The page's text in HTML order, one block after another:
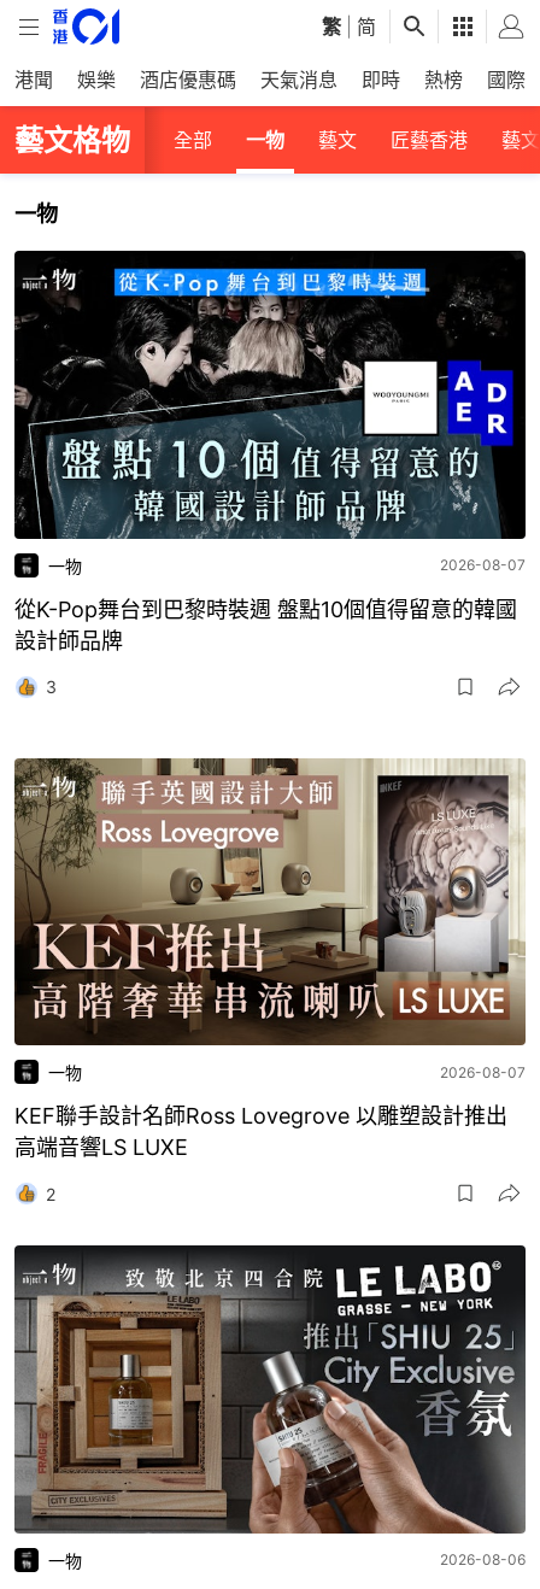
繁 简
港聞 娛樂 酒店優惠碼 天氣消息 即時 熱榜 國際
藝文格物 全部 一物 藝文 匠藝香港 藝
一物
一物 2026-08-07
從K-Pop舞台到巴黎時裝週 盤點10個值得留意的韓國
設計師品牌
3
一物 2026-08-07
KEF聯手設計名師Ross Lovegrove 以雕塑設計推出
高端音響LS LUXE
2
一物 2026-08-06